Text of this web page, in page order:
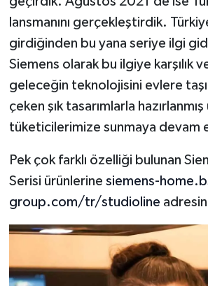
lansmanını gerçekleştirdik.
girdiğinden bu yana seriye ilgi
Siemens olarak bu ilgiye karşılık
geleceğin teknolojisini evlere
çeken şık tasarımlarla
tüketicilerimize sunmaya devam
Pek çok farklı özelliği bulunan
Serisi ürünlerine siemens-
group.com/tr/studioline